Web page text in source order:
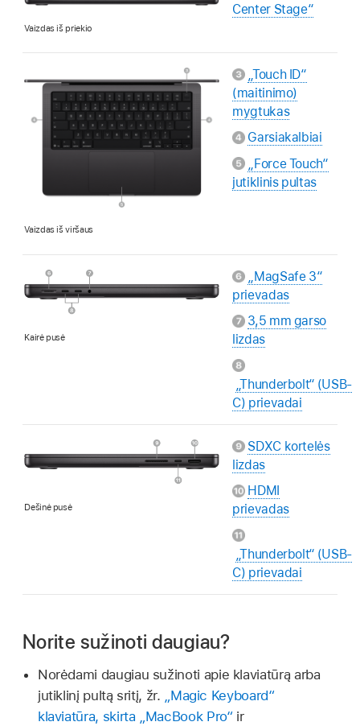
Vaizdas iš priekio
Center Stage“
Vaizdas iš viršaus
„Touch ID“
(maitinimo)
mygtukas
Garsiakalbiai
„Force Touch“
jutiklinis pultas
Kairė pusė
„MagSafe 3“
prievadas
3,5 mm garso
lizdas
„Thunderbolt“ (USB-
C) prievadai
Dešinė pusė
SDXC kortelės
lizdas
HDMI
prievadas
„Thunderbolt“ (USB-
C) prievadai
Norite sužinoti daugiau?
Norėdami daugiau sužinoti apie klaviatūrą arba
jutiklinį pultą sritį, žr.
„Magic Keyboard“
klaviatūra, skirta „MacBook Pro“ir